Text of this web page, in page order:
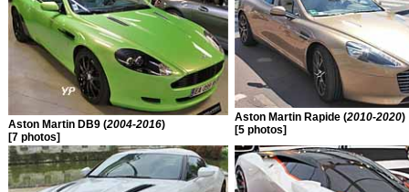
Aston Martin DB9 (2004-2016)
[7 photos]
Aston Martin Rapide (2010-2020)
[5 photos]